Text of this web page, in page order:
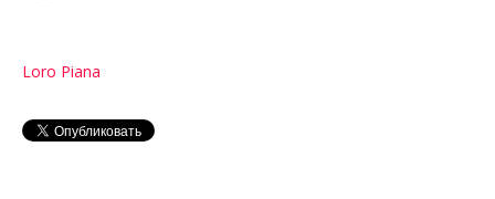
Loro Piana